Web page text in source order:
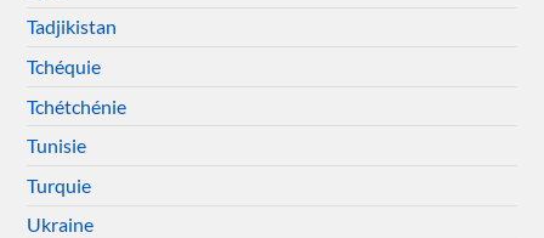
Tadjikistan
Tchéquie
Tchétchénie
Tunisie
Turquie
Ukraine